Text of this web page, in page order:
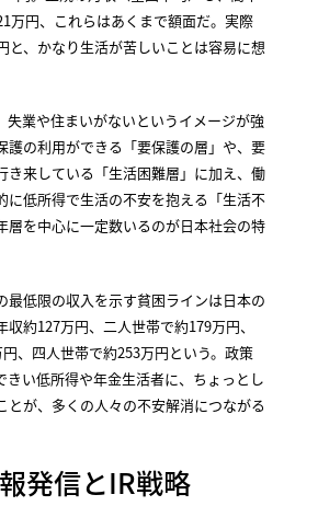
万円、これらはあくまで額面だ。実際
と、かなり生活が苦しいことは容易に想
失業や住まいがないというイメージが強
護の利用ができる「要保護の層」や、要
き来している「生活困難層」に加え、働
に低所得で生活の不安を抱える「生活不
層を中心に一定数いるのが日本社会の特
最低限の収入を示す貧困ラインは日本の
約127万円、二人世帯で約179万円、
、四人世帯で約253万円という。政策
きい低所得や年金生活者に、ちょっとし
とが、多くの人々の不安解消につながる
発信とIR戦略